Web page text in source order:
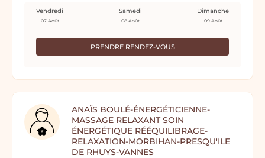
PRENDRE RENDEZ-VOUS
Vendredi
07 Août
Samedi
08 Août
Dimanche
09 Août
ANAÏS BOULÉ-ÉNERGÉTICIENNE-
MASSAGE RELAXANT SOIN
ÉNERGÉTIQUE RÉÉQUILIBRAGE-
RELAXATION-MORBIHAN-PRESQU'ILE
DE RHUYS-VANNES